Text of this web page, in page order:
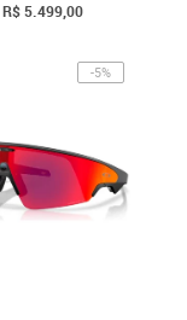
R$ 5.499,00
-5%